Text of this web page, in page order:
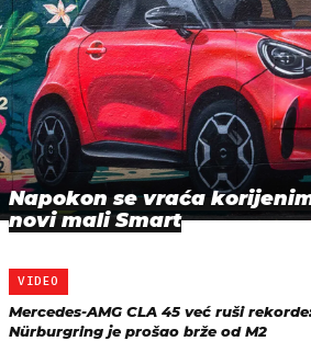
Napokon se vraća
novi mali Smart
VIDEO
Mercedes-AMG CLA 45 već ruši
Nürburgring je prošao brže od M2